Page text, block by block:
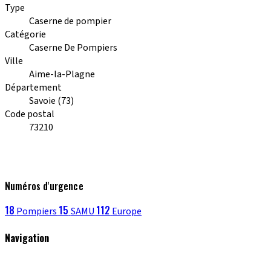
Type
Caserne de pompier
Catégorie
Caserne De Pompiers
Ville
Aime-la-Plagne
Département
Savoie (73)
Code postal
73210
Numéros d'urgence
18 Pompiers 15 SAMU 112 Europe
Navigation